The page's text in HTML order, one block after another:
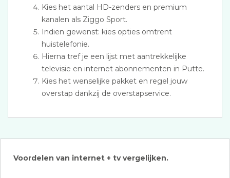
Kies het aantal HD-zenders en premium
kanalen als Ziggo Sport.
Indien gewenst: kies opties omtrent
huistelefonie.
Hierna tref je een lijst met aantrekkelijke
televisie en internet abonnementen in Putte.
Kies het wenselijke pakket en regel jouw
overstap dankzij de overstapservice.
Voordelen van internet + tv vergelijken.